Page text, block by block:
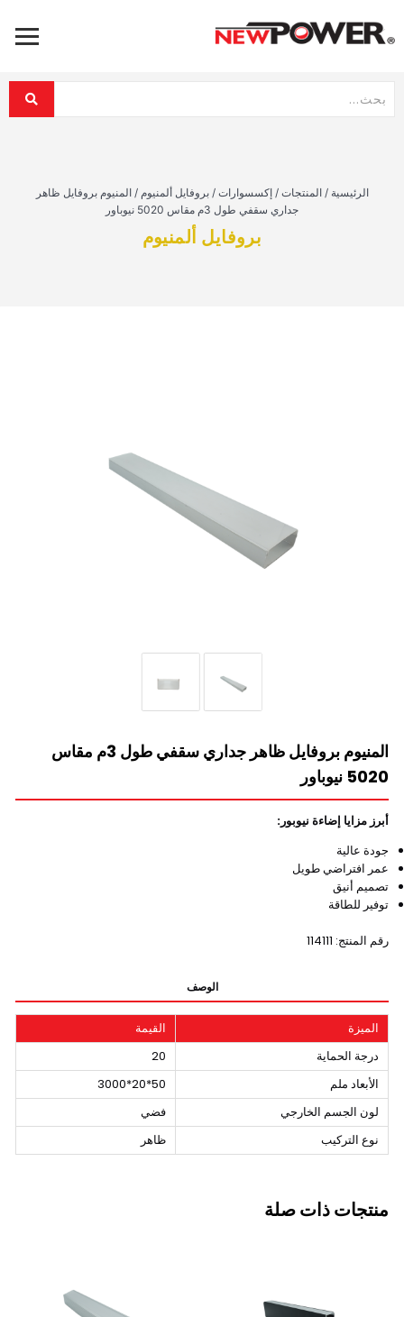
الرئيسية / المنتجات / إكسسوارات / بروفايل ألمنيوم / المنيوم بروفايل ظاهر
جداري سقفي طول 3م مقاس 5020 نيوباور
بروفايل ألمنيوم
المنيوم بروفايل ظاهر جداري سقفي طول 3م مقاس
5020 نيوباور
أبرز مزايا إضاءة نيوبور:
جودة عالية
عمر افتراضي طويل
تصميم أنيق
توفير للطاقة
رقم المنتج: 114111
الوصف
الميزة
القيمة
درجة الحماية
20
الأبعاد ملم
50*20*3000
لون الجسم الخارجي
فضي
نوع التركيب
ظاهر
منتجات ذات صلة